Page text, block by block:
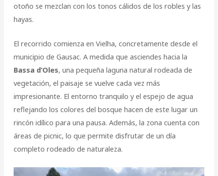
otoño se mezclan con los tonos cálidos de los robles y las
hayas.
El recorrido comienza en Vielha, concretamente desde el
municipio de Gausac. A medida que asciendes hacia la
Bassa d’Oles, una pequeña laguna natural rodeada de
vegetación, el paisaje se vuelve cada vez más
impresionante. El entorno tranquilo y el espejo de agua
reflejando los colores del bosque hacen de este lugar un
rincón idílico para una pausa. Además, la zona cuenta con
áreas de picnic, lo que permite disfrutar de un día
completo rodeado de naturaleza.